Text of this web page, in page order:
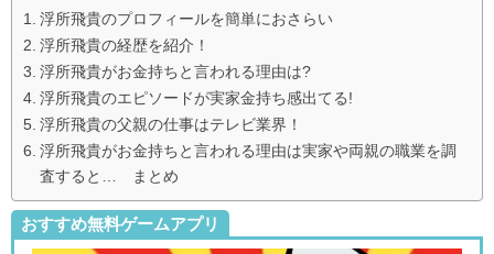
浮所飛貴のプロフィールを簡単におさらい
浮所飛貴の経歴を紹介！
浮所飛貴がお金持ちと言われる理由は?
浮所飛貴のエピソードが実家金持ち感出てる!
浮所飛貴の父親の仕事はテレビ業界！
浮所飛貴がお金持ちと言われる理由は実家や両親の職業を調
査すると… まとめ
おすすめ無料ゲームアプリ